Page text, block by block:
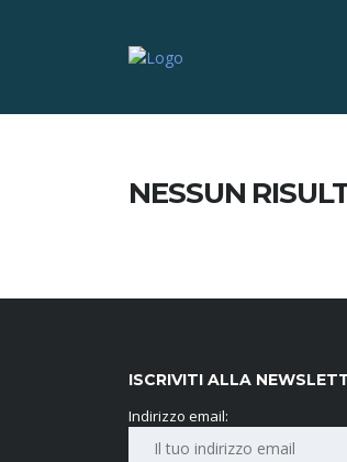
NESSUN
ISCRIVITI ALLA
Indirizzo email: